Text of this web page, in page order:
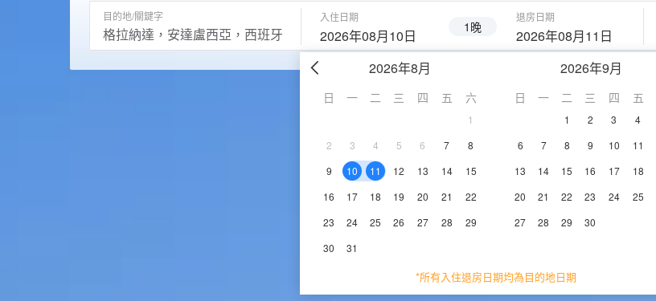
目的地/關鍵字 入住日期
2026年08月10日 1晚
退房日期
2026年08月11日
2026年8月
日 一 二 三 四 五 六
1
2
3 4 5 6 7
8
9
10 11 12 13 14
15
16
17 18 19 20 21
22
23
24 25 26 27 28
29
30
31
2026年9月
日 一 二 三 四 五
1 2 3 4
6
7 8 9 10 11
13
14 15 16 17 18
20
21 22 23 24 25
27
28 29 30
*所有入住退房日期均為目的地日期